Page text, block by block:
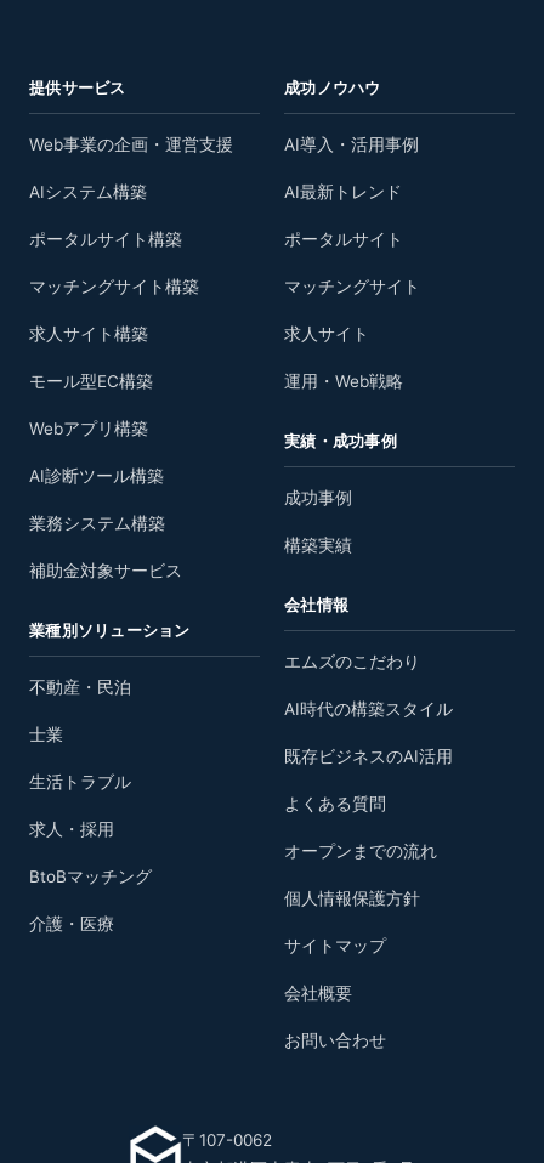
提供サービス
Web事業の企画・運営支援
AIシステム構築
ポータルサイト構築
マッチングサイト構築
求人サイト構築
モール型EC構築
Webアプリ構築
AI診断ツール構築
業務システム構築
補助金対象サービス
業種別ソリューション
不動産・民泊
士業
生活トラブル
求人・採用
BtoBマッチング
介護・医療
成功ノウハウ
AI導入・活用事例
AI最新トレンド
ポータルサイト
マッチングサイト
求人サイト
運用・Web戦略
実績・成功事例
成功事例
構築実績
会社情報
エムズのこだわり
AI時代の構築スタイル
既存ビジネスのAI活用
よくある質問
オープンまでの流れ
個人情報保護方針
サイトマップ
会社概要
お問い合わせ
〒107-0062